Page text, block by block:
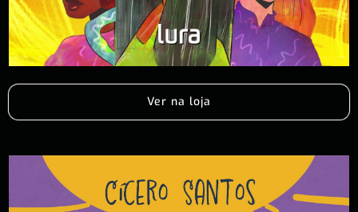
Ver na loja